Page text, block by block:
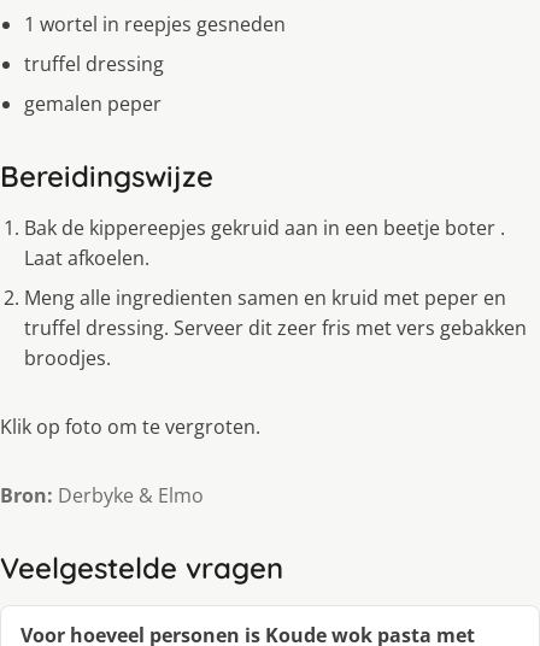
1 wortel in reepjes gesneden
truffel dressing
gemalen peper
Bereidingswijze
Bak de kippereepjes gekruid aan in een beetje boter .
Laat afkoelen.
Meng alle ingredienten samen en kruid met peper en
truffel dressing. Serveer dit zeer fris met vers gebakken
broodjes.
Klik op foto om te vergroten.
Bron: Derbyke & Elmo
Veelgestelde vragen
Voor hoeveel personen is Koude wok pasta met